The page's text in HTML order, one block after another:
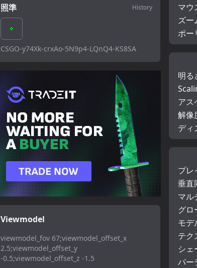
照準 History
CSGO-y74Xk-crxAo-5N9p4-LQnQ4-KS8SA
Viewmodel
viewmodel_fov 67;viewmodel_offset_x
2.5;viewmodel_offset_y
-0.5;viewmodel_offset_z -1.5
マウ
ズー
ポー
明る
アス
解像
ディ
プレ
垂直
マル
グロ
モデ
テク
シェ
パー